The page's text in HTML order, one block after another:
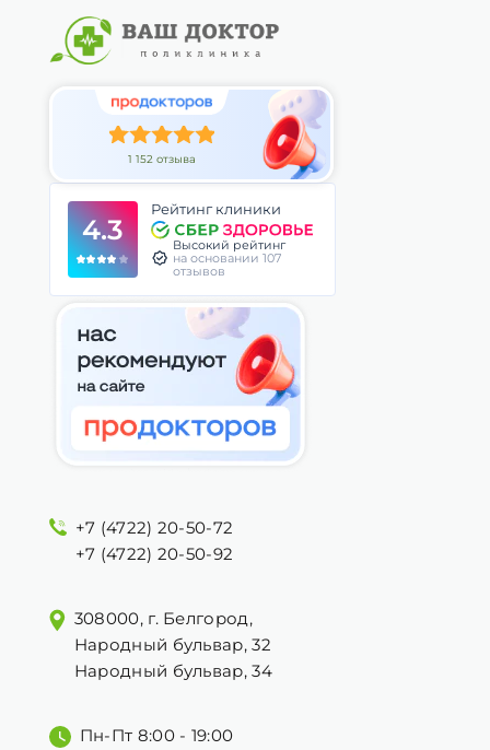
1 152 отзыва
4.3
Рейтинг клиники
Высокий рейтинг
на основании 107
отзывов
+7 (4722) 20-50-72
+7 (4722) 20-50-92
308000, г. Белгород,
Народный бульвар, 32
Народный бульвар, 34
Пн-Пт 8:00 - 19:00